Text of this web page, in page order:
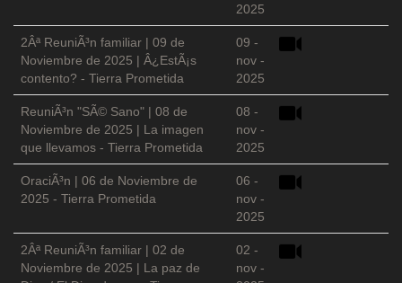
2025
2Âª ReuniÃ³n familiar | 09 de
Noviembre de 2025 | Â¿EstÃ¡s
contento? - Tierra Prometida
09 -
nov -
2025
ReuniÃ³n "SÃ© Sano" | 08 de
Noviembre de 2025 | La imagen
que llevamos - Tierra Prometida
08 -
nov -
2025
OraciÃ³n | 06 de Noviembre de
2025 - Tierra Prometida
06 -
nov -
2025
2Âª ReuniÃ³n familiar | 02 de
Noviembre de 2025 | La paz de
02 -
nov -